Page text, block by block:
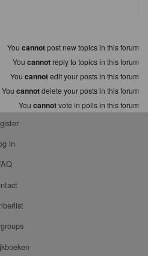
You cannotpost new topics in this forum
You cannot reply to topics in this forum
You cannotedit your posts in this forum
You cannotdelete your posts in this forum
You cannotvote in polls in this forum
in